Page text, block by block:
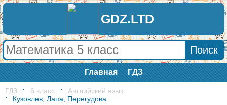
GDZ.LTD
Главная ГДЗ
ГДЗ 6 класс
Английский язык
Кузовлев, Лапа, Перегудова